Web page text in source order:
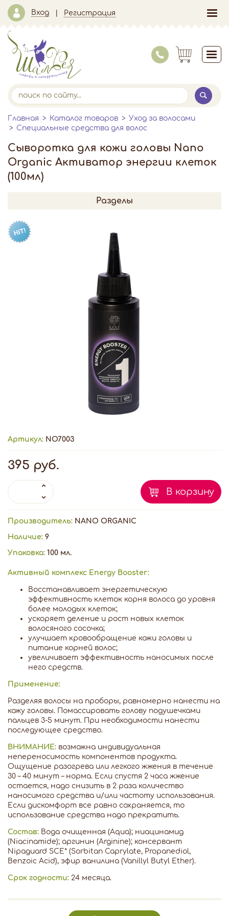
Вход Регистрация
Главная Каталог товаров
Уход за волосами
Специальные средства для волос
Сыворотка для кожи головы Nano
Organic Активатор энергии клеток
(100мл)
Разделы
Артикул: NO7003
395 руб.
В корзину
Производитель: NANO ORGANIC
Наличие: 9
Упаковка: 100 мл.
Активный комплекс Energy Booster:
Восстанавливает энергетическую
эффективность клеток корня волоса до уровня
более молодых клеток;
ускоряет деление и рост новых клеток
волосяного сосочка;
улучшает кровообращение кожи головы и
питание корней волос;
увеличивает эффективность наносимых после
него средств.
Применение:
Разделяя волосы на проборы, равномерно нанести на
кожу головы. Помассировать голову подушечками
пальцев 3-5 минут. При необходимости нанести
последующее средство.
ВНИМАНИЕ: возможна индивидуальная
непереносимость компонентов продукта.
Ощущение разогрева или легкого жжения в течение
30 – 40 минут – норма. Если спустя 2 часа жжение
остается, надо снизить в 2 раза количество
наносимого средства и/или частоту использования.
Если дискомфорт все равно сохраняется, то
использование средства надо прекратить.
Состав: Вода очищенная (Aqua); ниацинамид
(Niacinamide); аргинин (Arginine); консервант
Nipaguard SCE* (Sorbitan Caprylate, Propanediol,
Benzoic Acid), эфир ванилина (Vanillyl Butyl Ether).
Срок годности: 24 месяца.